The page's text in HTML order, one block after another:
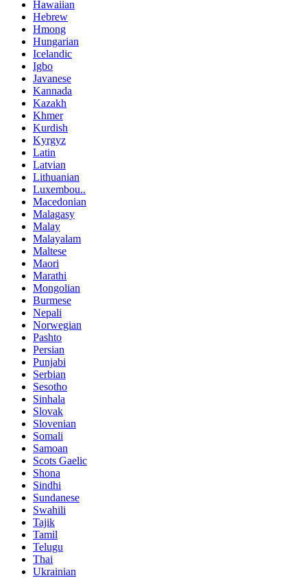
Hawaiian
Hebrew
Hmong
Hungarian
Icelandic
Igbo
Javanese
Kannada
Kazakh
Khmer
Kurdish
Kyrgyz
Latin
Latvian
Lithuanian
Luxembou..
Macedonian
Malagasy
Malay
Malayalam
Maltese
Maori
Marathi
Mongolian
Burmese
Nepali
Norwegian
Pashto
Persian
Punjabi
Serbian
Sesotho
Sinhala
Slovak
Slovenian
Somali
Samoan
Scots Gaelic
Shona
Sindhi
Sundanese
Swahili
Tajik
Tamil
Telugu
Thai
Ukrainian